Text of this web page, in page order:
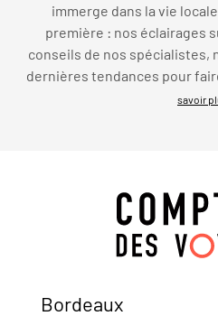
immerge dans la vie
première : nos éclairages
conseils de nos spécialistes,
dernières tendances pour
savoir
Bordeaux